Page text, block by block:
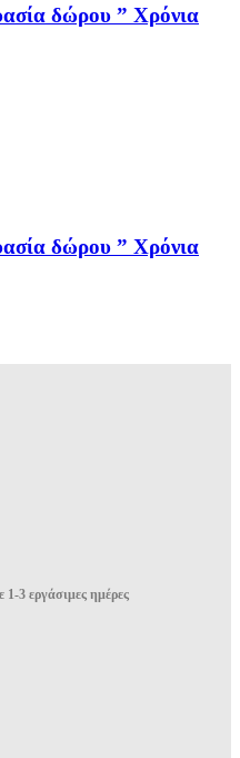
δώρου ” Χρόνια
δώρου ” Χρόνια
3 εργάσιμες ημέρες